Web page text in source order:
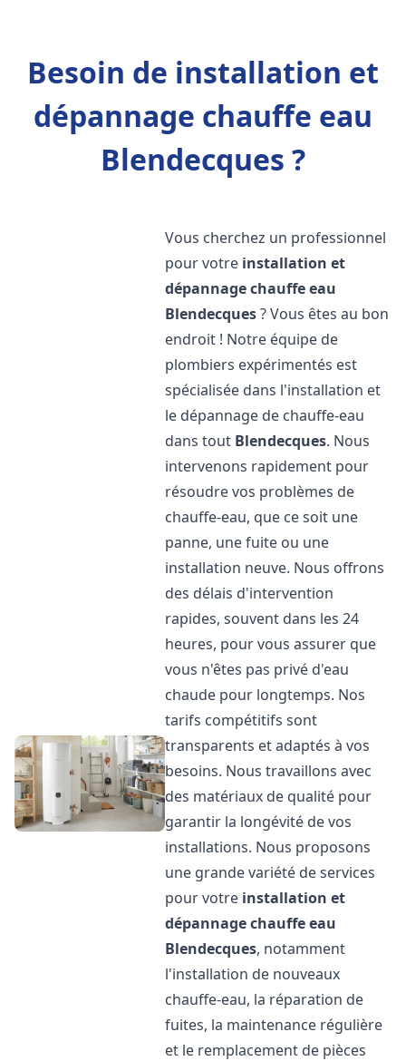
Besoin de installation et
dépannage chauffe eau
Blendecques ?
Vous cherchez un professionnel
pour votre installation et
dépannage chauffe eau
Blendecques? Vous êtes au bon
endroit ! Notre équipe de
plombiers expérimentés est
spécialisée dans l'installation et
le dépannage de chauffe-eau
dans tout Blendecques. Nous
intervenons rapidement pour
résoudre vos problèmes de
chauffe-eau, que ce soit une
panne, une fuite ou une
installation neuve. Nous offrons
des délais d'intervention
rapides, souvent dans les 24
heures, pour vous assurer que
vous n'êtes pas privé d'eau
chaude pour longtemps. Nos
tarifs compétitifs sont
transparents et adaptés à vos
besoins. Nous travaillons avec
des matériaux de qualité pour
garantir la longévité de vos
installations. Nous proposons
une grande variété de services
pour votre installation et
dépannage chauffe eau
Blendecques, notamment
l'installation de nouveaux
chauffe-eau, la réparation de
fuites, la maintenance régulière
et le remplacement de pièces